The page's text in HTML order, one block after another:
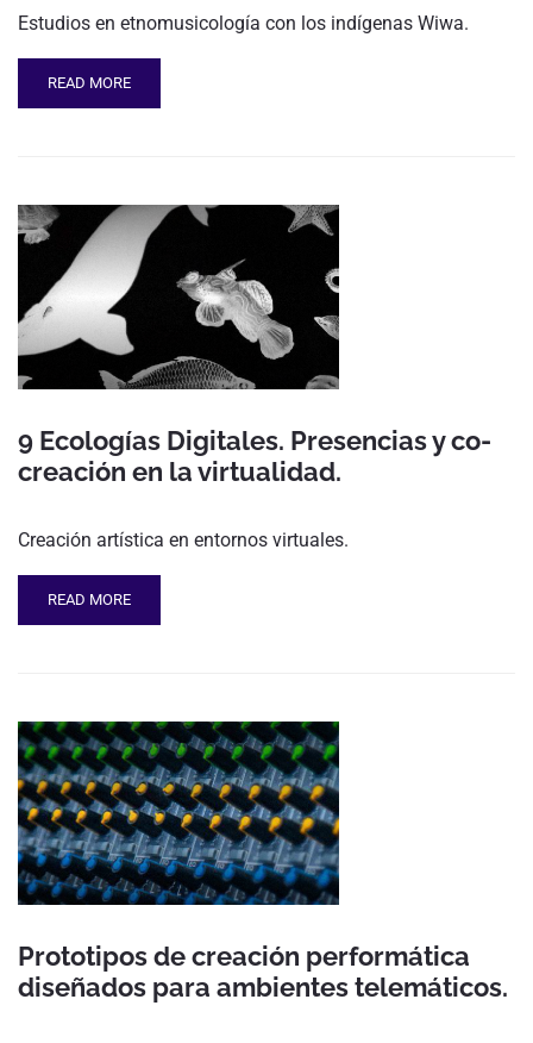
Estudios en etnomusicología con los indígenas Wiwa.
READ MORE
9 Ecologías Digitales. Presencias y co-
creación en la virtualidad.
Creación artística en entornos virtuales.
READ MORE
Prototipos de creación performática
diseñados para ambientes telemáticos.